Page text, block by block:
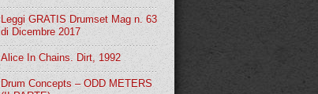
Leggi GRATIS Drumset Mag n. 63
di Dicembre 2017
Alice In Chains. Dirt, 1992
Drum Concepts – ODD METERS